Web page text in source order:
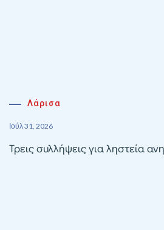
Λάρισα
Ιούλ 31, 2026
Τρεις συλλήψεις για ληστεία